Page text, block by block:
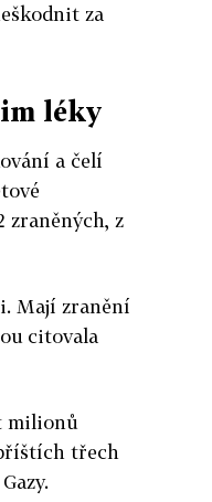
za
léky
a čelí
zraněných, z
Mají zranění
citovala
milionů
třech